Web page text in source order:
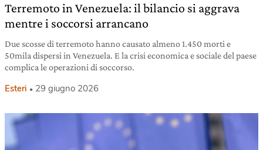
Terremoto in Venezuela: il bilancio si aggrava
mentre i soccorsi arrancano
Due scosse di terremoto hanno causato almeno 1.450 morti e
50mila dispersi in Venezuela. E la crisi economica e sociale del paese
complica le operazioni di soccorso.
Esteri 29 giugno 2026